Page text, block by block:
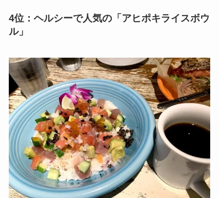
4位：ヘルシーで人気の「アヒポキライスボウ
ル」